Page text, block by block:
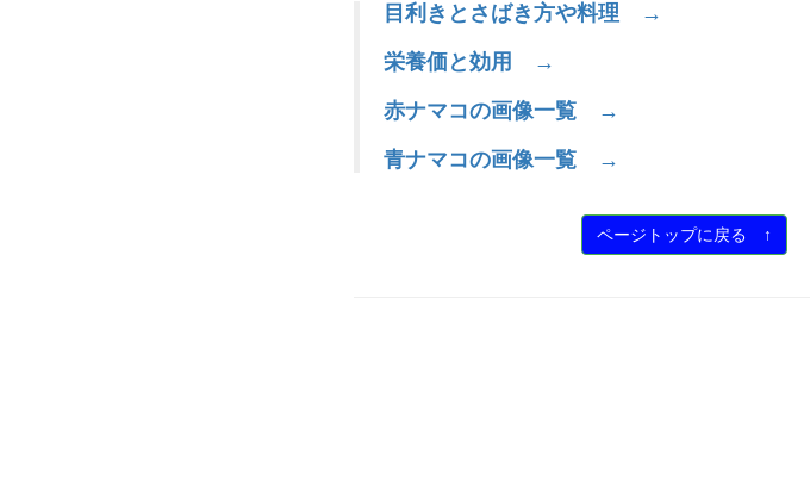
目利きとさばき方や料理 →
栄養価と効用 →
赤ナマコの画像一覧 →
青ナマコの画像一覧 →
ページトップに戻る ↑